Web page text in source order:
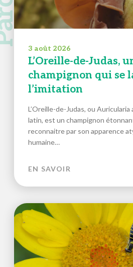
3 août 2026
L’Oreille-de-Judas,
champignon qui se
l’imitation
L’Oreille-de-Judas, ou Auricularia
latin, est un champignon
reconnaitre par son apparence
humaine…
EN SAVOIR